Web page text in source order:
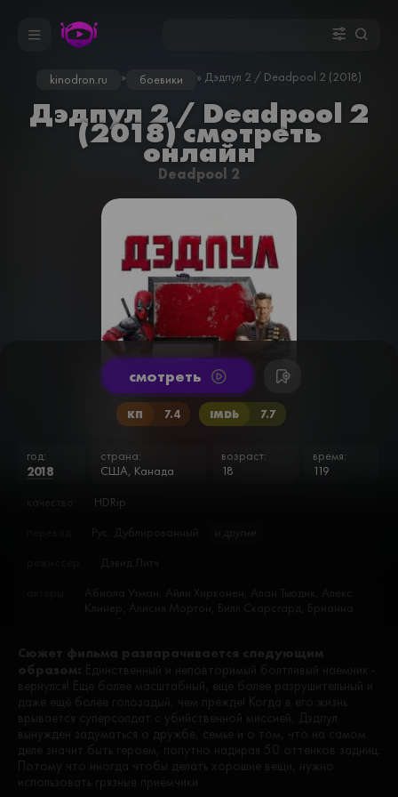
kinodron.ru » боевики » Дэдпул 2 / Deadpool 2 (2018)
Дэдпул 2 / Deadpool 2
(2018) смотреть
онлайн
Deadpool 2
Сюжет фильма разварачивается следующим
образом: Единственный и неповторимый болтливый наемник -
вернулся! Ещё более масштабный, ещё более разрушительный и
даже ещё более голозадый, чем прежде! Когда в его жизнь
врывается суперсолдат с убийственной миссией, Дэдпул
вынужден задуматься о дружбе, семье и о том, что на самом
деле значит быть героем, попутно надирая 50 оттенков задниц.
Потому что иногда чтобы делать хорошие вещи, нужно
использовать грязные приёмчики.
cмотреть
КП 7.4 IMDb 7.7
год:
2018
страна:
США, Канада
возраст:
18
время:
119
HDRip
Дэвид Литч
Рус. Дублированный
Абиола Утман, Айли Хирвонен, Алан Тьюдик, Алекс
Клинер, Алисия Мортон, Билл Скарсгард, Брианна
Клинер, Каран Сони, Лесли Аггамс, Льюис Тан, Люк
Росслер, Майк Допуд, Мичаша Армстронг, Морена
Баккарин, Мэтт Дэймон, Николай Вич, Ной Бэггс, Пол
Ву, Райан Рейнольдс, Роб Делани, Роберт Мэйллет,
Рэндал Ридер, Сала Бейкер, Сиори Куцуна, Соня
Сангер, Стефан Капичич, Таир Хэррис, Терри Крюс,
ТиДжей Миллер, Тони Бэйли, Тэнис Долмэн, Фред
Сэвэдж, Хантер Диллон, Хейли Сэйлс, Эдди Марсан,
Элинор Уокер, Энди Канет